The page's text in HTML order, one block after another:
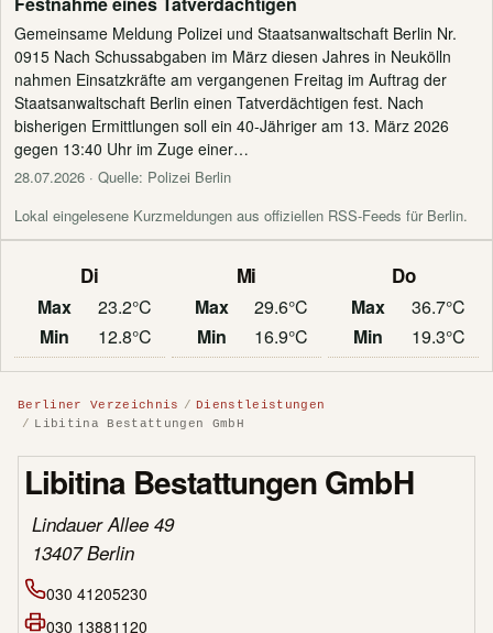
Gemeinsame Meldung Polizei und Staatsanwaltschaft Berlin Nr.
0915 Nach Schussabgaben im März diesen Jahres in Neukölln
nahmen Einsatzkräfte am vergangenen Freitag im Auftrag der
Staatsanwaltschaft Berlin einen Tatverdächtigen fest. Nach
bisherigen Ermittlungen soll ein 40-Jähriger am 13. März 2026
gegen 13:40 Uhr im Zuge einer…
28.07.2026 · Quelle: Polizei Berlin
Lokal eingelesene Kurzmeldungen aus offiziellen RSS-Feeds für Berlin.
Di
Max
23.2°C
Min
12.8°C
Mi
Max
29.6°C
Min
16.9°C
Do
Max
36.7°C
Min
19.3°C
Berliner Verzeichnis
Dienstleistungen
Libitina Bestattungen GmbH
Libitina Bestattungen GmbH
Lindauer Allee 49
13407 Berlin
030 41205230
030 13881120